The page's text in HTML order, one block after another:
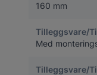
160 mm
Tilleggsvare/
Med
Tilleggsvare/